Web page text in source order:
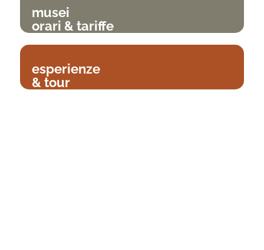
musei
orari & tariffe
esperienze
& tour